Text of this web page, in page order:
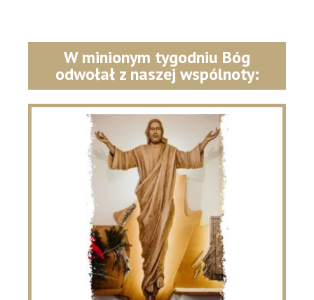
W minionym tygodniu Bóg
odwołał z naszej wspólnoty: